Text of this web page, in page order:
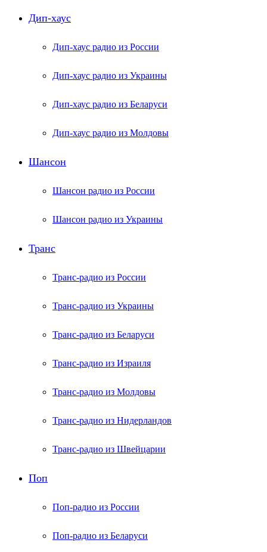
Дип-хаус
Дип-хаус радио из России
Дип-хаус радио из Украины
Дип-хаус радио из Беларуси
Дип-хаус радио из Молдовы
Шансон
Шансон радио из России
Шансон радио из Украины
Транс
Транс-радио из России
Транс-радио из Украины
Транс-радио из Беларуси
Транс-радио из Израиля
Транс-радио из Молдовы
Транс-радио из Нидерландов
Транс-радио из Швейцарии
Поп
Поп-радио из России
Поп-радио из Беларуси